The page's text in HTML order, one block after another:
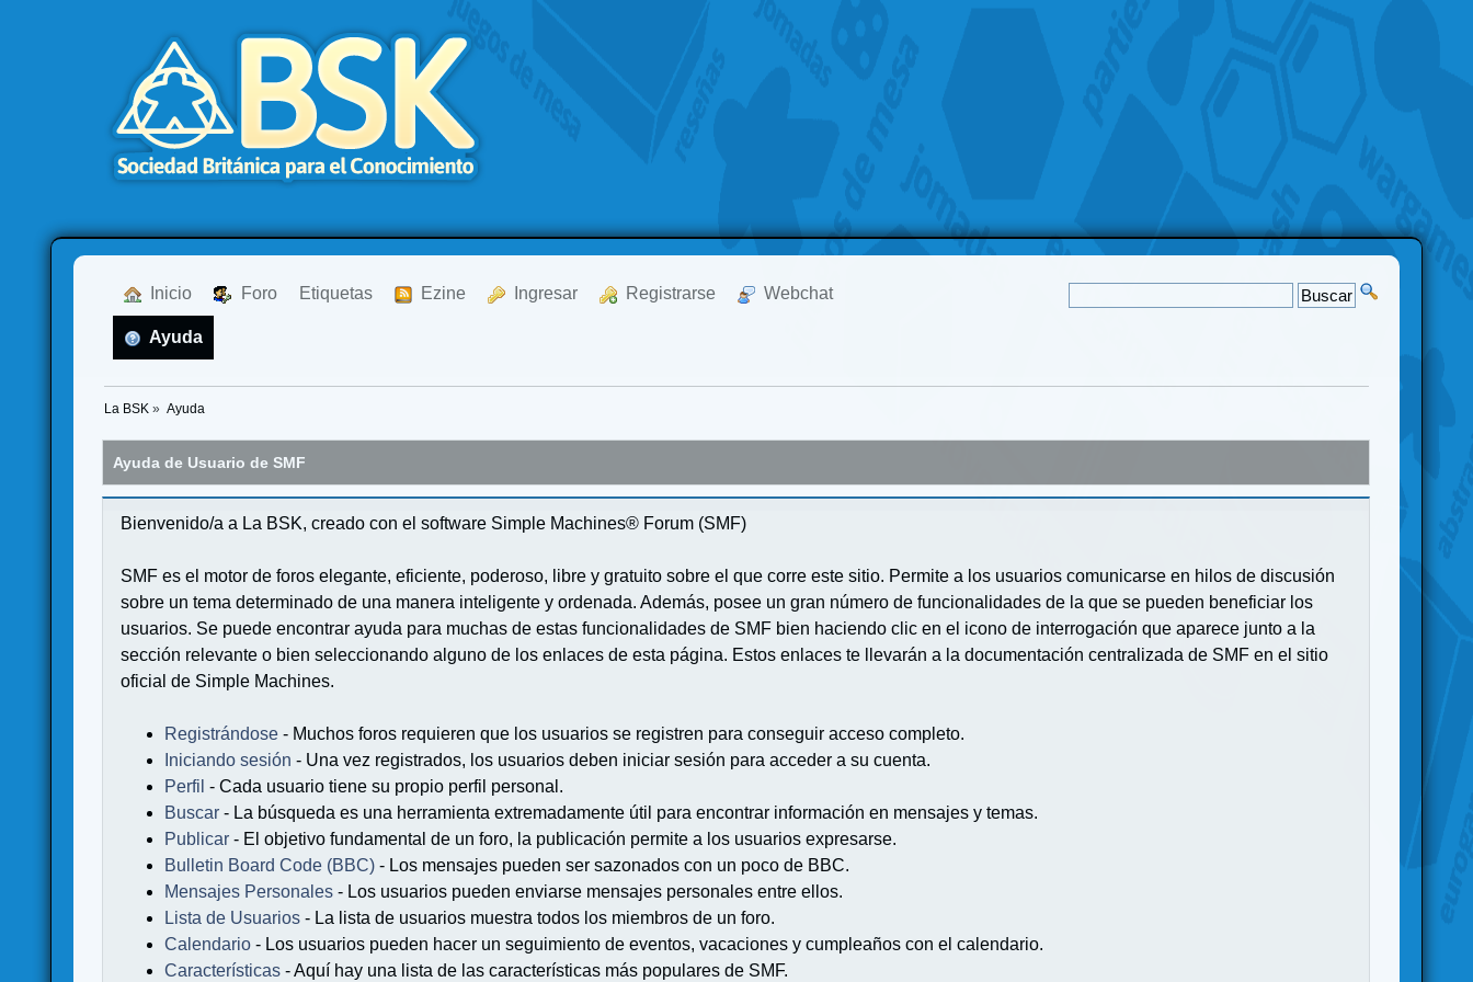
Inicio Foro Etiquetas Ezine Ingresar Registrarse Webchat
Ayuda
La BSK » Ayuda
Ayuda de Usuario de SMF
Bienvenido/a a La BSK, creado con el software Simple Machines® Forum (SMF)
SMF es el motor de foros elegante, eficiente, poderoso, libre y gratuito sobre el que corre este sitio. Permite a los usuarios comunicarse en hilos de discusión
sobre un tema determinado de una manera inteligente y ordenada. Además, posee un gran número de funcionalidades de la que se pueden beneficiar los
usuarios. Se puede encontrar ayuda para muchas de estas funcionalidades de SMF bien haciendo clic en el icono de interrogación que aparece junto a la
sección relevante o bien seleccionando alguno de los enlaces de esta página. Estos enlaces te llevarán a la documentación centralizada de SMF en el sitio
oficial de Simple Machines.
Registrándose - Muchos foros requieren que los usuarios se registren para conseguir acceso completo.
Iniciando sesión - Una vez registrados, los usuarios deben iniciar sesión para acceder a su cuenta.
Perfil - Cada usuario tiene su propio perfil personal.
Buscar - La búsqueda es una herramienta extremadamente útil para encontrar información en mensajes y temas.
Publicar - El objetivo fundamental de un foro, la publicación permite a los usuarios expresarse.
Bulletin Board Code (BBC)- Los mensajes pueden ser sazonados con un poco de BBC.
Mensajes Personales - Los usuarios pueden enviarse mensajes personales entre ellos.
Lista de Usuarios - La lista de usuarios muestra todos los miembros de un foro.
Calendario - Los usuarios pueden hacer un seguimiento de eventos, vacaciones y cumpleaños con el calendario.
Características - Aquí hay una lista de las características más populares de SMF.